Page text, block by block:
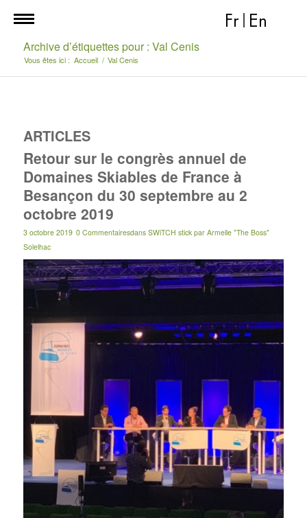
Fr En
Archive d’étiquettes pour : Val Cenis
Vous êtes ici : Accueil / Val Cenis
ARTICLES
Retour sur le congrès annuel de
Domaines Skiables de France à
Besançon du 30 septembre au 2
octobre 2019
3 octobre 2019 0 Commentairesdans SWiTCH stick par Armelle "The Boss"
Solelhac